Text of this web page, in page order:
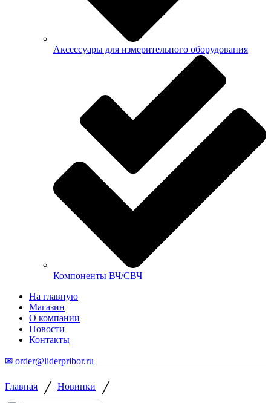
Аксессуары для измерительного оборудования
Компоненты ВЧ/СВЧ
На главную
Магазин
О компании
Новости
Контакты
✉ order@liderpribor.ru
Главная / Новинки /